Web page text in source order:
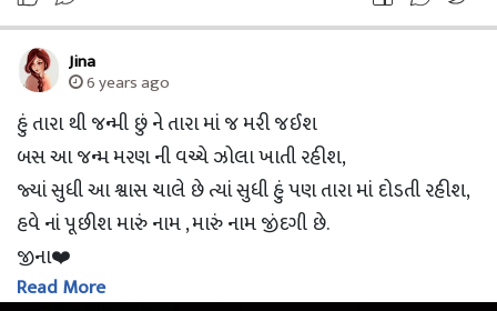
Jina
6 years ago
હું તારા થી જન્મી છું ને તારા માં જ મરી જઈશ
બસ આ જન્મ મરણ ની વચ્ચે ઝોલા ખાતી રહીશ,
જ્યાં સુધી આ શ્વાસ ચાલે છે ત્યાં સુધી હું પણ તારા માં દોડતી રહીશ,
હવે નાં પૂછીશ મારું નામ , મારું નામ જીંદગી છે.
જીના❤️
Read More